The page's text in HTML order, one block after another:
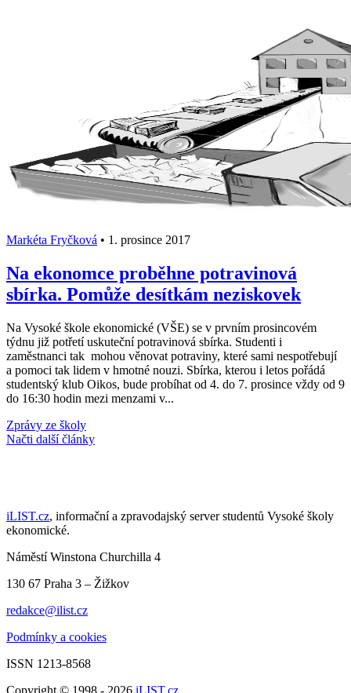
Markéta Fryčková • 1. prosince 2017
Na ekonomce proběhne potravinová
sbírka. Pomůže desítkám neziskovek
Na Vysoké škole ekonomické (VŠE) se v prvním prosincovém
týdnu již potřetí uskuteční potravinová sbírka. Studenti i
zaměstnanci tak mohou věnovat potraviny, které sami nespotřebují
a pomoci tak lidem v hmotné nouzi. Sbírka, kterou i letos pořádá
studentský klub Oikos, bude probíhat od 4. do 7. prosince vždy od 9
do 16:30 hodin mezi menzami v...
Zprávy ze školy
Načti další články
iLIST.cz, informační a zpravodajský server studentů Vysoké školy
ekonomické.
Náměstí Winstona Churchilla 4
130 67 Praha 3 – Žižkov
redakce@ilist.cz
Podmínky a cookies
ISSN 1213-8568
Copyright © 1998 - 2026 iLIST.cz